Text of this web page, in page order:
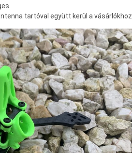
tartóval együtt kerül a vásárlókhoz.